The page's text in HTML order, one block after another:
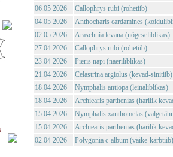
06.05 2026
Callophrys rubi (rohetiib)
04.05 2026
Anthocharis cardamines
02.05 2026
Araschnia levana (nõgeseliblikas)
27.04 2026
Callophrys rubi (rohetiib)
23.04 2026
Pieris napi (naeriliblikas)
21.04 2026
Celastrina argiolus (kevad-sinitiib)
18.04 2026
Nymphalis antiopa (leinaliblikas)
18.04 2026
Archiearis parthenias (harilik
15.04 2026
Nymphalis xanthomelas
15.04 2026
Archiearis parthenias (harilik
02.04 2026
Polygonia c-album (väike-kärbtiib)